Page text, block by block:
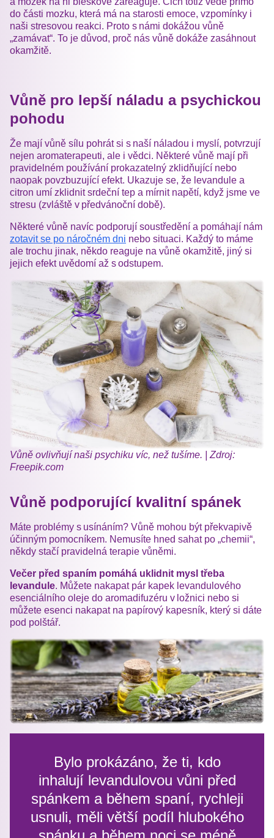
do části mozku, která má na starosti emoce, vzpomínky i
naši stresovou reakci. Proto s námi dokážou vůně
„zamávat“. To je důvod, proč nás vůně dokáže zasáhnout
okamžitě.
Vůně pro lepší náladu a psychickou
pohodu
Že mají vůně sílu pohrát si s naší náladou i myslí, potvrzují
nejen aromaterapeuti, ale i vědci. Některé vůně mají při
pravidelném používání prokazatelný zklidňující nebo
naopak povzbuzující efekt. Ukazuje se, že levandule a
citron umí zklidnit srdeční tep a mírnit napětí, když jsme ve
stresu (zvláště v předvánoční době).
Některé vůně navíc podporují soustředění a pomáhají nám
zotavit se po náročném dni nebo situaci. Každý to máme
ale trochu jinak, někdo reaguje na vůně okamžitě, jiný si
jejich efekt uvědomí až s odstupem.
Vůně ovlivňují naši psychiku víc, než tušíme. | Zdroj:
Freepik.com
Vůně podporující kvalitní spánek
Máte problémy s usínáním? Vůně mohou být překvapivě
účinným pomocníkem. Nemusíte hned sahat po „chemii“,
někdy stačí pravidelná terapie vůněmi.
Večer před spaním pomáhá uklidnit mysl třeba
levandule. Můžete nakapat pár kapek levandulového
esenciálního oleje do aromadifuzéru v ložnici nebo si
můžete esenci nakapat na papírový kapesník, který si dáte
pod polštář.
Bylo prokázáno, že ti, kdo
inhalují levandulovou vůni před
spánkem a během spaní, rychleji
usnuli, měli větší podíl hlubokého